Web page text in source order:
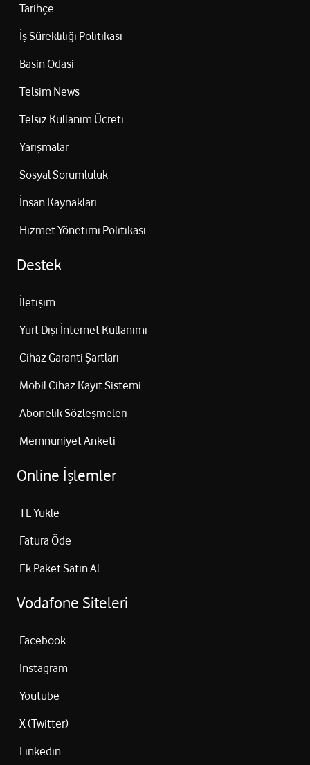
Tarihçe
İş Sürekliliği Politikası
Basin Odasi
Telsim News
Telsiz Kullanım Ücreti
Yarışmalar
Sosyal Sorumluluk
İnsan Kaynakları
Hizmet Yönetimi Politikası
Destek
İletişim
Yurt Dışı İnternet Kullanımı
Cihaz Garanti Şartları
Mobil Cihaz Kayıt Sistemi
Abonelik Sözleşmeleri
Memnuniyet Anketi
Online İşlemler
TL Yükle
Fatura Öde
Ek Paket Satın Al
Vodafone Siteleri
Facebook
Instagram
Youtube
X (Twitter)
Linkedin